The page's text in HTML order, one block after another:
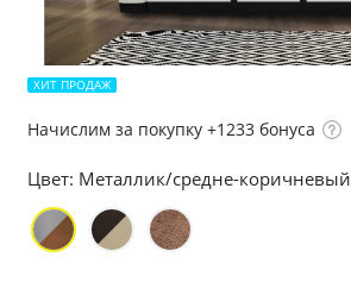
ХИТ ПРОДАЖ
Начислим за покупку +1233 бонуса
Цвет: Металлик/средне-коричневый